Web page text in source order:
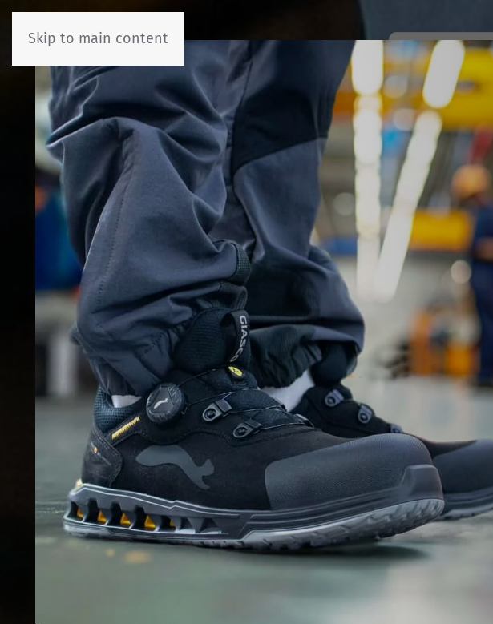
Skip to main content
PRODUCTS